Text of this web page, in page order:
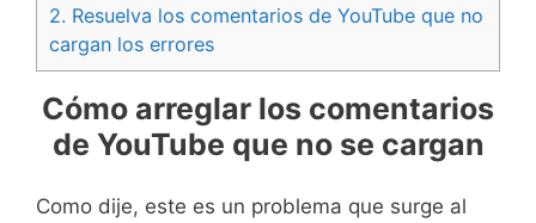
2. Resuelva los comentarios de YouTube que no
cargan los errores
Cómo arreglar los comentarios
de YouTube que no se cargan
Como dije, este es un problema que surge al